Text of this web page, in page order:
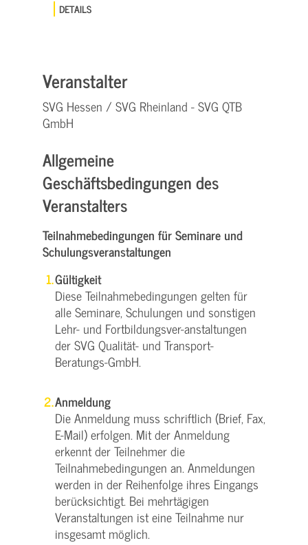
DETAILS
Veranstalter
SVG Hessen / SVG Rheinland - SVG QTB
GmbH
Allgemeine
Geschäftsbedingungen des
Veranstalters
Teilnahmebedingungen für Seminare und
Schulungsveranstaltungen
Gültigkeit
Diese Teilnahmebedingungen gelten für
alle Seminare, Schulungen und sonstigen
Lehr- und Fortbildungsver-anstaltungen
der SVG Qualität- und Transport-
Beratungs-GmbH.
Anmeldung
Die Anmeldung muss schriftlich (Brief, Fax,
E-Mail) erfolgen. Mit der Anmeldung
erkennt der Teilnehmer die
Teilnahmebedingungen an. Anmeldungen
werden in der Reihenfolge ihres Eingangs
berücksichtigt. Bei mehrtägigen
Veranstaltungen ist eine Teilnahme nur
insgesamt möglich.